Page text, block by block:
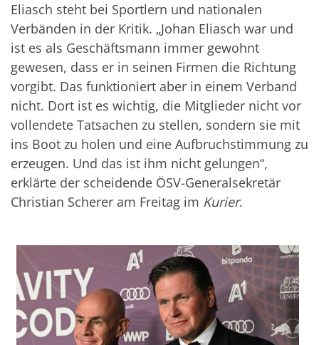
Eliasch steht bei Sportlern und nationalen
Verbänden in der Kritik. „Johan Eliasch war und
ist es als Geschäftsmann immer gewohnt
gewesen, dass er in seinen Firmen die Richtung
vorgibt. Das funktioniert aber in einem Verband
nicht. Dort ist es wichtig, die Mitglieder nicht vor
vollendete Tatsachen zu stellen, sondern sie mit
ins Boot zu holen und eine Aufbruchstimmung zu
erzeugen. Und das ist ihm nicht gelungen“,
erklärte der scheidende ÖSV-Generalsekretär
Christian Scherer am Freitag im Kurier.